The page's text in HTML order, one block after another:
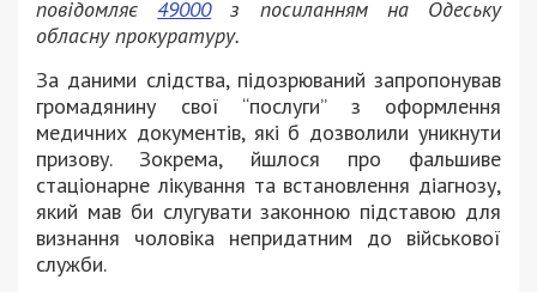
повідомляє49000з посиланням на Одеську
обласну прокуратуру.
За даними слідства, підозрюваний запропонував
громадянину свої “послуги” з оформлення
медичних документів, які б дозволили уникнути
призову. Зокрема, йшлося про фальшиве
стаціонарне лікування та встановлення діагнозу,
який мав би слугувати законною підставою для
визнання чоловіка непридатним до військової
служби.